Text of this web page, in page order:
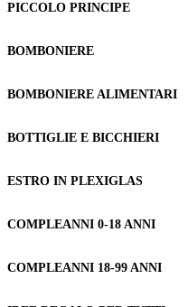
PICCOLO PRINCIPE
BOMBONIERE
BOMBONIERE ALIMENTARI
BOTTIGLIE E BICCHIERI
ESTRO IN PLEXIGLAS
COMPLEANNI 0-18 ANNI
COMPLEANNI 18-99 ANNI